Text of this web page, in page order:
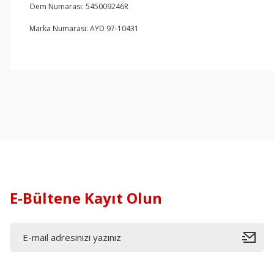
Oem Numarası: 545009246R
Marka Numarası: AYD 97-10431
E-Bültene Kayıt Olun